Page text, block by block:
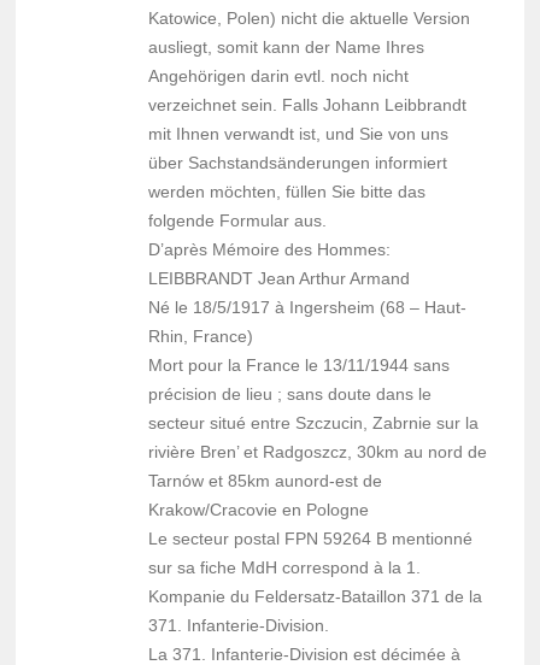
Katowice, Polen) nicht die aktuelle Version
ausliegt, somit kann der Name Ihres
Angehörigen darin evtl. noch nicht
verzeichnet sein. Falls Johann Leibbrandt
mit Ihnen verwandt ist, und Sie von uns
über Sachstandsänderungen informiert
werden möchten, füllen Sie bitte das
folgende Formular aus.
D’après Mémoire des Hommes:
LEIBBRANDT Jean Arthur Armand
Né le 18/5/1917 à Ingersheim (68 – Haut-
Rhin, France)
Mort pour la France le 13/11/1944 sans
précision de lieu ; sans doute dans le
secteur situé entre Szczucin, Zabrnie sur la
rivière Bren’ et Radgoszcz, 30km au nord de
Tarnów et 85km aunord-est de
Krakow/Cracovie en Pologne
Le secteur postal FPN 59264 B mentionné
sur sa fiche MdH correspond à la 1.
Kompanie du Feldersatz-Bataillon 371 de la
371. Infanterie-Division.
La 371. Infanterie-Division est décimée à